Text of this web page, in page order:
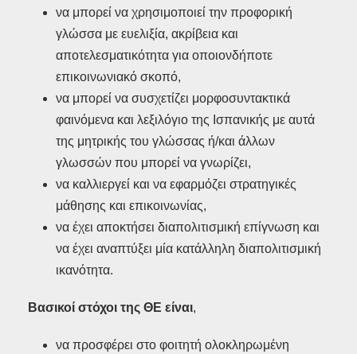
να μπορεί να χρησιμοποιεί την προφορική
γλώσσα με ευελιξία, ακρίβεια και
αποτελεσματικότητα για οποιονδήποτε
επικοινωνιακό σκοπό,
να μπορεί να συσχετίζει μορφοσυντακτικά
φαινόμενα και λεξιλόγιο της Ισπανικής με αυτά
της μητρικής του γλώσσας ή/και άλλων
γλωσσών που μπορεί να γνωρίζει,
να καλλιεργεί και να εφαρμόζει στρατηγικές
μάθησης και επικοινωνίας,
να έχει αποκτήσει διαπολιτισμική επίγνωση και
να έχει αναπτύξει μία κατάλληλη διαπολιτισμική
ικανότητα.
Βασικοί στόχοι της ΘΕ είναι,
να προσφέρει στο φοιτητή ολοκληρωμένη